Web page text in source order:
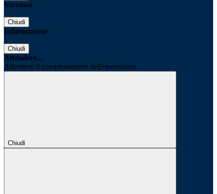
Successo
Chiudi
Informazione
Chiudi
Attendere...
Attendere il completamento dell'operazione...
Chiudi